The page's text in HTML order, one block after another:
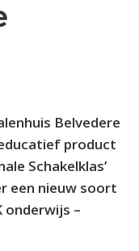
Belvedere
product
Schakelklas’
een nieuw soort
onderwijs –